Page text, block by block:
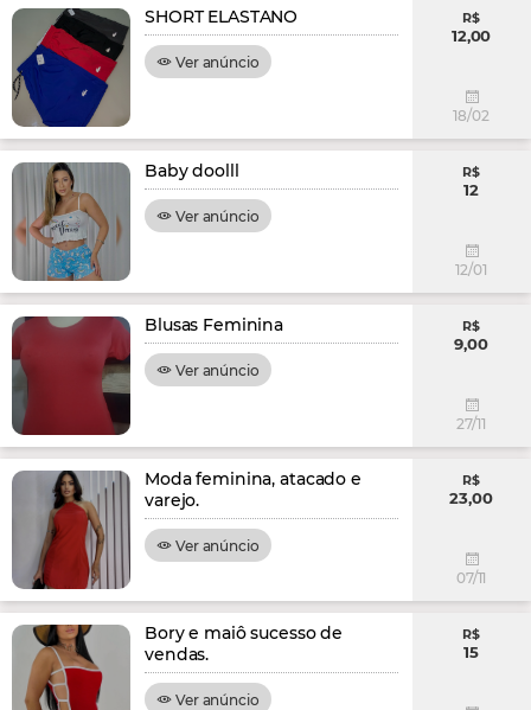
SHORT ELASTANO
Ver anúncio
R$
12,00
18/02
Baby doolll
Ver anúncio
R$
12
12/01
Blusas Feminina
Ver anúncio
R$
9,00
27/11
Moda feminina, atacado e
varejo.
Ver anúncio
R$
23,00
07/11
Bory e maiô sucesso de
vendas.
Ver anúncio
R$
15